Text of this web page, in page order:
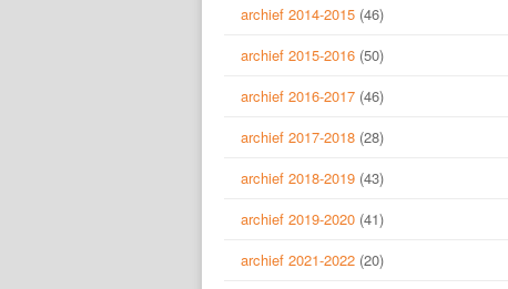
archief 2014-2015 (46)
archief 2015-2016 (50)
archief 2016-2017 (46)
archief 2017-2018 (28)
archief 2018-2019 (43)
archief 2019-2020 (41)
archief 2021-2022 (20)